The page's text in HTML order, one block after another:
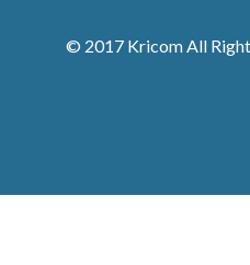
© 2017 Kricom All